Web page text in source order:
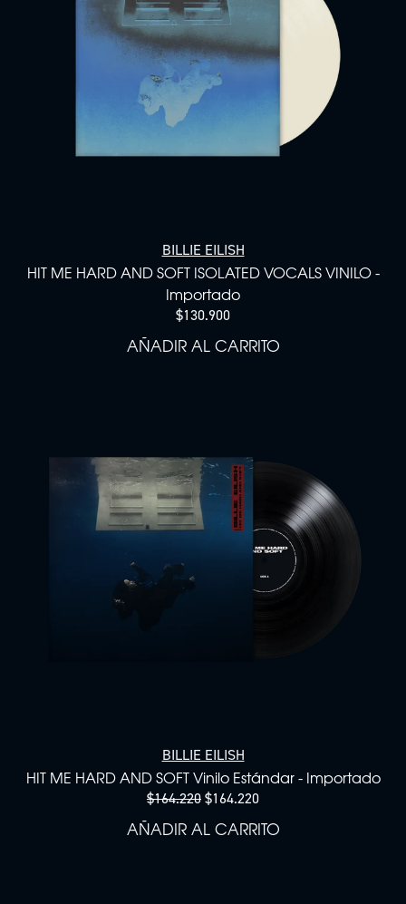
BILLIE EILISH
HIT ME HARD AND SOFT ISOLATED VOCALS VINILO -
Importado
$130.900
AÑADIR HIT ME HARD AND
AÑADIR AL CARRITO
BILLIE EILISH
HIT ME HARD AND SOFT Vinilo Estándar - Importado
$164.220$164.220
AÑADIR HIT ME HARD AND
AÑADIR AL CARRITO